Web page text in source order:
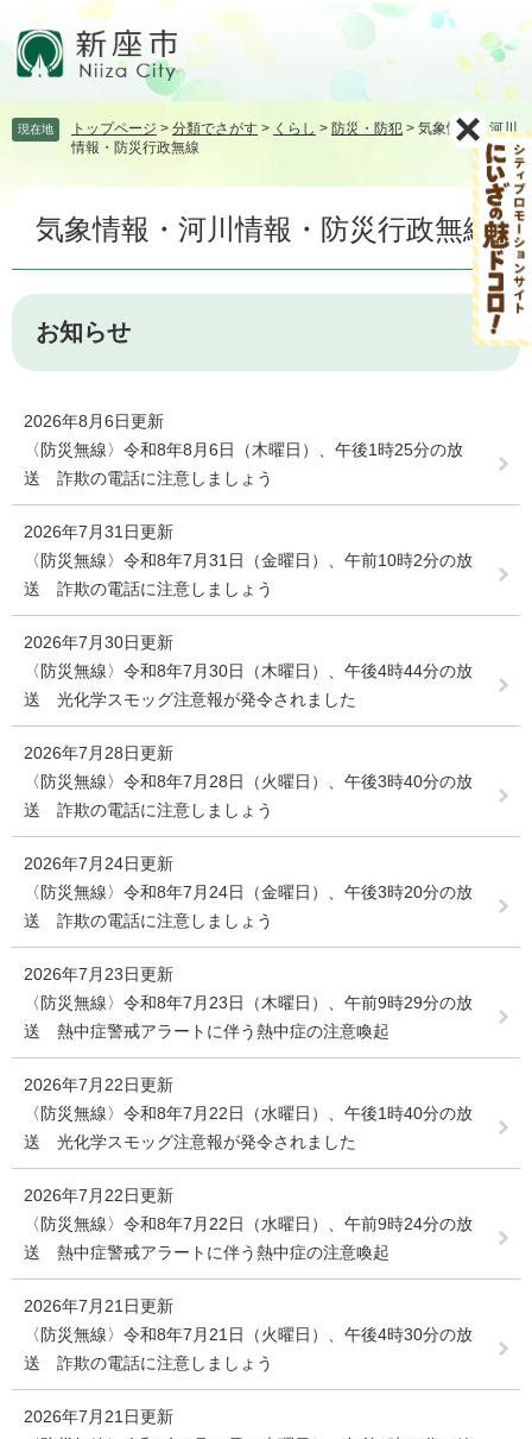
頭飛 現在地 トップページ > 分類でさがす > くらし > 防災・防犯 > 気象情報・河川
情報・防災行政無線
気象情報・河川情報・防災行政無線
お知らせ
2026年8月6日更新
〈防災無線〉令和8年8月6日（木曜日）、午後1時25分の放
送 詐欺の電話に注意しましょう
2026年7月31日更新
〈防災無線〉令和8年7月31日（金曜日）、午前10時2分の放
送 詐欺の電話に注意しましょう
2026年7月30日更新
〈防災無線〉令和8年7月30日（木曜日）、午後4時44分の放
送 光化学スモッグ注意報が発令されました
2026年7月28日更新
〈防災無線〉令和8年7月28日（火曜日）、午後3時40分の放
送 詐欺の電話に注意しましょう
2026年7月24日更新
〈防災無線〉令和8年7月24日（金曜日）、午後3時20分の放
送 詐欺の電話に注意しましょう
2026年7月23日更新
〈防災無線〉令和8年7月23日（木曜日）、午前9時29分の放
送 熱中症警戒アラートに伴う熱中症の注意喚起
2026年7月22日更新
〈防災無線〉令和8年7月22日（水曜日）、午後1時40分の放
送 光化学スモッグ注意報が発令されました
2026年7月22日更新
〈防災無線〉令和8年7月22日（水曜日）、午前9時24分の放
送 熱中症警戒アラートに伴う熱中症の注意喚起
2026年7月21日更新
〈防災無線〉令和8年7月21日（火曜日）、午後4時30分の放
送 詐欺の電話に注意しましょう
2026年7月21日更新